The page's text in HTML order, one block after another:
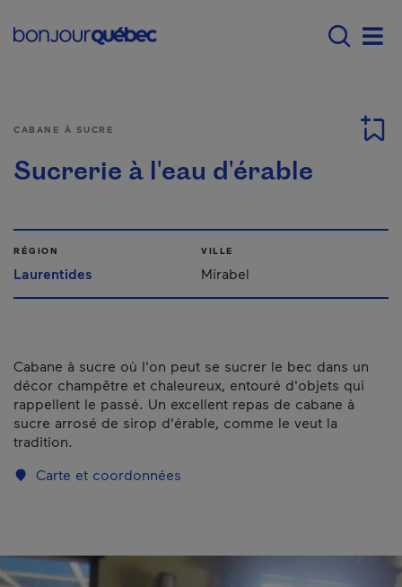
Main navigation -
CABANE À SUCRE
Sucrerie à l'eau d'érable
RÉGION
Laurentides
VILLE
Mirabel
Cabane à sucre où l'on peut se sucrer le bec dans un
décor champêtre et chaleureux, entouré d'objets qui
rappellent le passé. Un excellent repas de cabane à
sucre arrosé de sirop d'érable, comme le veut la
tradition.
Carte et coordonnées